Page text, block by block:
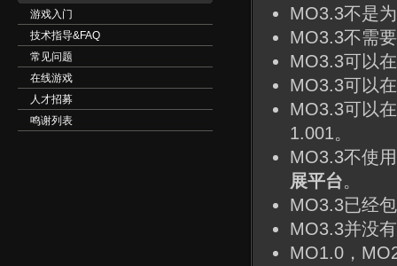
游戏入门
技术指导&FAQ
常见问题
在线游戏
人才招募
鸣谢列表
MO3.3不是
MO3.3不需
MO3.3可以在
MO3.3可以在
MO3.3可以
1.001。
MO3.3不使
展平台。
MO3.3已经
MO3.3并没
MO1.0，